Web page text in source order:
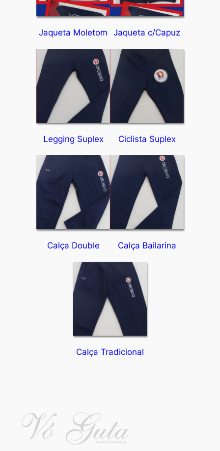
Jaqueta Moletom Jaqueta c/Capuz
Legging Suplex Ciclista Suplex
Calça Double Calça Bailarina
Calça Tradicional